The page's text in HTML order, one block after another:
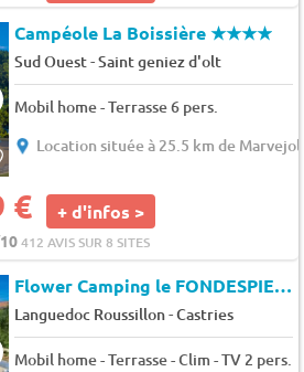
Campéole La Boissière★★★★
Sud Ouest-Saint geniez d'olt
Mobil home - Terrasse 6 pers.
Location située à 25.5 km de
€ + d'infos >
412 AVIS SUR 8 SITES
Flower Camping le FONDESPIERRE
Languedoc Roussillon-Castries
Mobil home - Terrasse - Clim - TV 2 pers.